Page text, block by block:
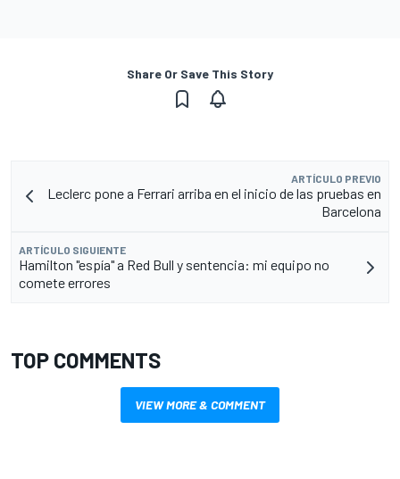
Share Or Save This Story
ARTÍCULO PREVIO
Leclerc pone a Ferrari arriba en el inicio de las pruebas en
Barcelona
ARTÍCULO SIGUIENTE
Hamilton "espía" a Red Bull y sentencia: mi equipo no
comete errores
TOP COMMENTS
VIEW MORE & COMMENT